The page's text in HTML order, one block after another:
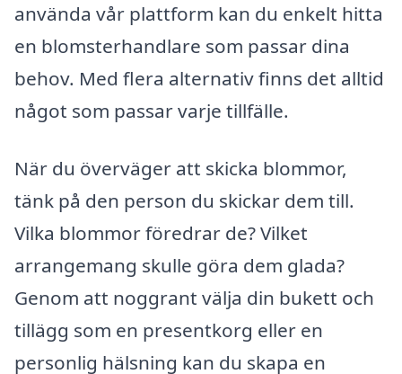
använda vår plattform kan du enkelt hitta
en blomsterhandlare som passar dina
behov. Med flera alternativ finns det alltid
något som passar varje tillfälle.
När du överväger att skicka blommor,
tänk på den person du skickar dem till.
Vilka blommor föredrar de? Vilket
arrangemang skulle göra dem glada?
Genom att noggrant välja din bukett och
tillägg som en presentkorg eller en
personlig hälsning kan du skapa en